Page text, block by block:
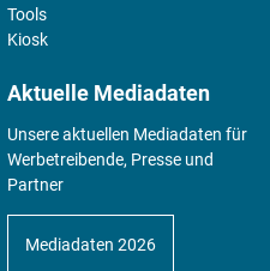
Tools
Kiosk
Aktuelle Mediadaten
Unsere aktuellen Mediadaten für
Werbetreibende, Presse und
Partner
Mediadaten 2026